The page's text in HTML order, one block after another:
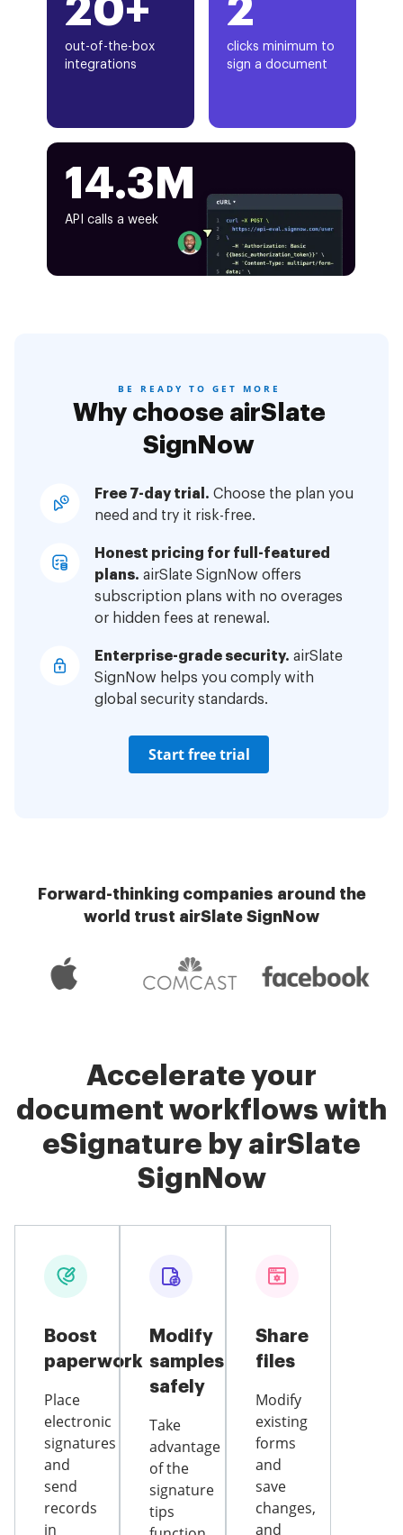
20+
out-of-the-box
integrations
2
clicks minimum to
sign a document
14.3M
API calls a week
BE READY TO GET MORE
Why choose airSlate
SignNow
Free 7-day trial. Choose the plan you
need and try it risk-free.
Honest pricing for full-featured
plans. airSlate SignNow offers
subscription plans with no overages
or hidden fees at renewal.
Enterprise-grade security. airSlate
SignNow helps you comply with
global security standards.
Start free trial
Forward-thinking companies around the
world trust airSlate SignNow
Accelerate your
document workflows with
eSignature by airSlate
SignNow
Boost
paperwork
Place
electronic
signatures
and
send
records
in
Modify
samples
safely
Take
advantage
of the
signature
tips
Share
files
Modify
existing
forms
and
save
changes,
and